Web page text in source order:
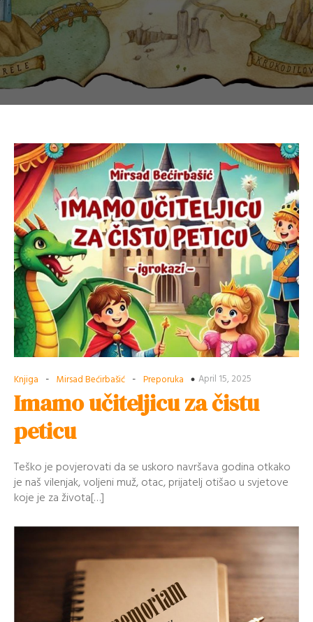
Knjiga - Mirsad Bećirbašić - Preporuka April 15, 2025
Imamo učiteljicu za čistu
peticu
Teško je povjerovati da se uskoro navršava godina otkako
je naš vilenjak, voljeni muž, otac, prijatelj otišao u svjetove
koje je za života[…]